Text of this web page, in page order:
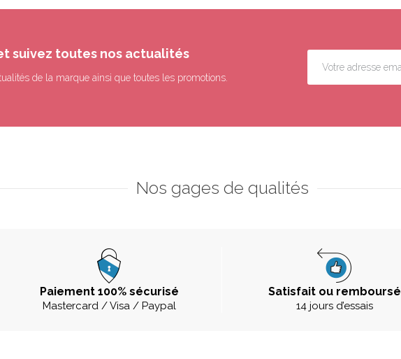
suivez toutes nos actualités
de la marque ainsi que toutes les promotions.
Nos gages de qualités
Paiement 100% sécurisé
Mastercard / Visa / Paypal
Satisfait ou remboursé
14 jours d’essais